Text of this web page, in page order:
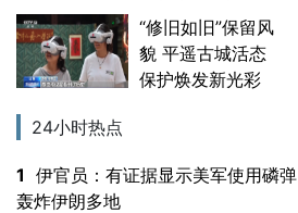
“修旧如旧”保留风
貌 平遥古城活态
保护焕发新光彩
24小时热点
1 伊官员：有证据显示美军使用磷弹
轰炸伊朗多地